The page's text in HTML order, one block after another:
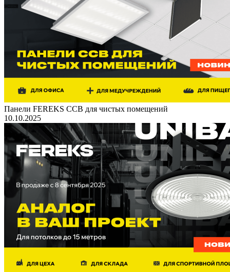
Панели FEREKS ССВ для чистых помещений
10.10.2025